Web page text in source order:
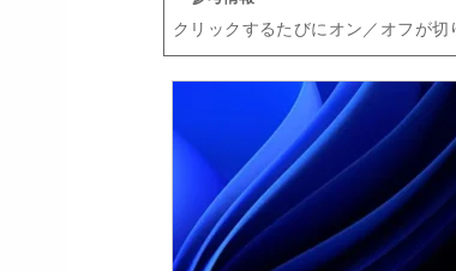
クリックするたびにオン／オフが切